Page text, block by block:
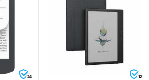
24 12